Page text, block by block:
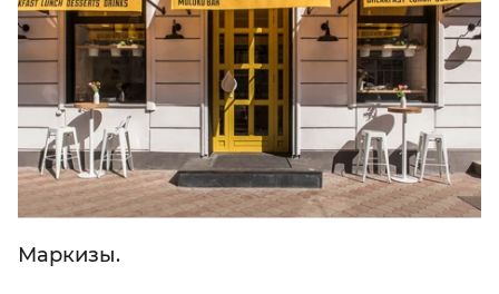
Маркизы.